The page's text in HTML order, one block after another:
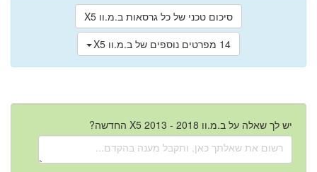
סיכום טכני של כל גרסאות ב.מ.וו X5
14 מפרטים נוספים של ב.מ.וו X5
יש לך שאלה על ב.מ.וו X5 2013 - 2018 החדשה?